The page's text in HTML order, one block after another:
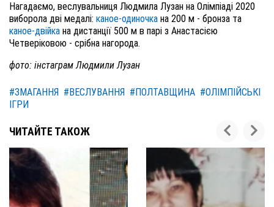
Нагадаємо, веслувальниця Людмила Лузан на Олімпіаді 2020
виборола дві медалі: каное-одиночка на 200 м - бронза та
каное-двійка на дистанції 500 м в парі з Анастасією
Четверіковою - срібна нагорода.
фото: інстаграм Людмили Лузан
#ЗМАГАННЯ #ВЕСЛУВАННЯ #ПОЛТАВЩИНА #ОЛІМПІЙСЬКІ
ІГРИ
ЧИТАЙТЕ ТАКОЖ